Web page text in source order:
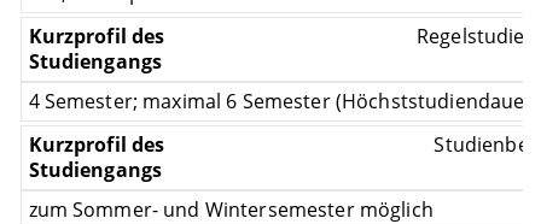
4 Semester; maximal 6 Semester (Höchststudiendauer)
zum Sommer- und Wintersemester möglich